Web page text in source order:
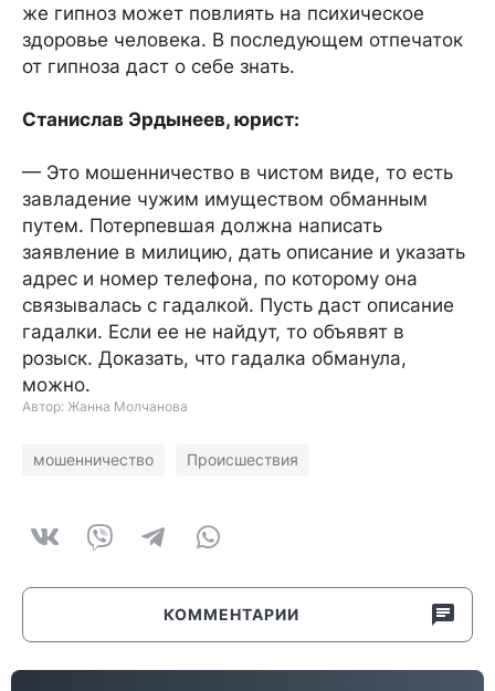
же гипноз может повлиять на психическое
здоровье человека. В последующем отпечаток
от гипноза даст о себе знать.
Станислав Эрдынеев, юрист:
— Это мошенничество в чистом виде, то есть
завладение чужим имуществом обманным
путем. Потерпевшая должна написать
заявление в милицию, дать описание и указать
адрес и номер телефона, по которому она
связывалась с гадалкой. Пусть даст описание
гадалки. Если ее не найдут, то объявят в
розыск. Доказать, что гадалка обманула,
можно.
Автор: Жанна Молчанова
мошенничество Происшествия
КОММЕНТАРИИ